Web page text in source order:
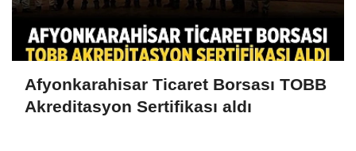
Afyonkarahisar Ticaret Borsası TOBB
Akreditasyon Sertifikası aldı